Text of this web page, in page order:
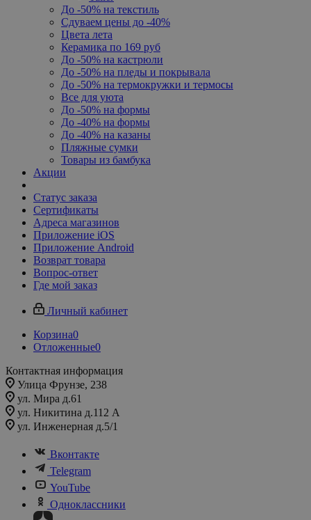
До -50% на текстиль
Сдуваем цены до -40%
Цвета лета
Керамика по 169 руб
До -50% на кастрюли
До -50% на пледы и покрывала
До -50% на термокружки и термосы
Все для уюта
До -50% на формы
До -40% на формы
До -40% на казаны
Пляжные сумки
Товары из бамбука
Акции
Статус заказа
Сертификаты
Адреса магазинов
Приложение iOS
Приложение Android
Возврат товара
Вопрос-ответ
Где мой заказ
Личный кабинет
Корзина0
Отложенные0
Контактная информация
Улица Фрунзе, 238​
ул. Мира д.61
ул. Никитина д.112 А
ул. Инженерная д.5/1
Вконтакте
Telegram
YouTube
Одноклассники